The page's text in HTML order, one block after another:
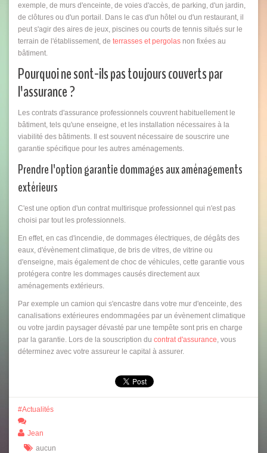
exemple, de murs d'enceinte, de voies d'accès, de parking, d'un jardin,
de clôtures ou d'un portail. Dans le cas d'un hôtel ou d'un restaurant, il
peut s'agir des aires de jeux, piscines ou courts de tennis situés sur le
terrain de l'établissement, de terrasses et pergolas non fixées au
bâtiment.
Pourquoi ne sont-ils pas toujours couverts par
l'assurance ?
Les contrats d'assurance professionnels couvrent habituellement le
bâtiment, tels qu'une enseigne, et les installation nécessaires à la
viabilité des bâtiments. Il est souvent nécessaire de souscrire une
garantie spécifique pour les autres aménagements.
Prendre l'option garantie dommages aux aménagements
extérieurs
C'est une option d'un contrat multirisque professionnel qui n'est pas
choisi par tout les professionnels.
En effet, en cas d'incendie, de dommages électriques, de dégâts des
eaux, d'évènement climatique, de bris de vitres, de vitrine ou
d'enseigne, mais également de choc de véhicules, cette garantie vous
protégera contre les dommages causés directement aux
aménagements extérieurs.
Par exemple un camion qui s'encastre dans votre mur d'enceinte, des
canalisations extérieures endommagées par un évènement climatique
ou votre jardin paysager dévasté par une tempête sont pris en charge
par la garantie. Lors de la souscription du contrat d'assurance, vous
déterminez avec votre assureur le capital à assurer.
Actualités
Jean
aucun